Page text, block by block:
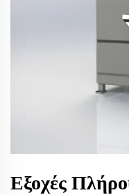
Εξοχές